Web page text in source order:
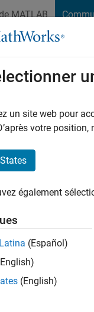
MATLAB
Exchange Cody
Last seen: 3
Followers:0
Always happy to
Badges
Badges
un site web pour
votre
également
(Español)
(English)